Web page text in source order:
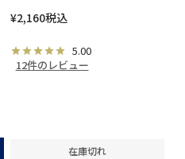
¥2,160税込
5.00
12件のレビュー
在庫切れ